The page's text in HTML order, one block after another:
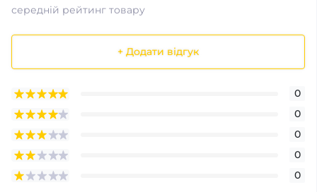
середній рейтинг товару
+ Додати відгук
0
0
0
0
0